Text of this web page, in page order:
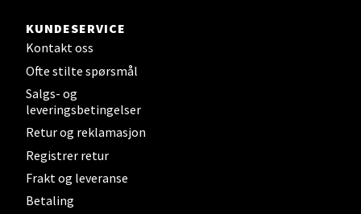
KUNDESERVICE
Kontakt oss
Ofte stilte spørsmål
Salgs- og
leveringsbetingelser
Retur og reklamasjon
Registrer retur
Frakt og leveranse
Betaling
Oslo - Thon Senter Storo
Vitaminveien 7 - 9, 0485 Oslo
Åpent i dag 10-21
0 i butikk